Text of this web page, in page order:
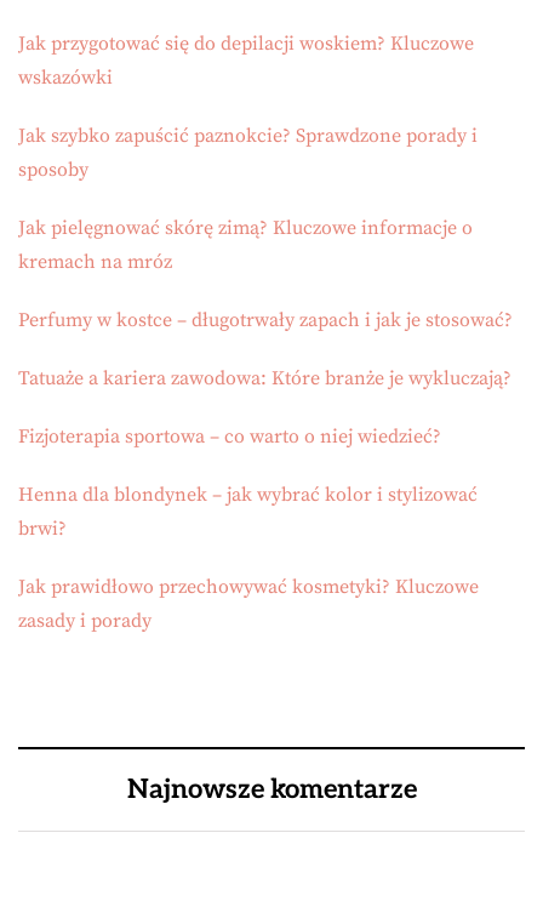
Jak przygotować się do depilacji woskiem? Kluczowe
wskazówki
Jak szybko zapuścić paznokcie? Sprawdzone porady i
sposoby
Jak pielęgnować skórę zimą? Kluczowe informacje o
kremach na mróz
Perfumy w kostce – długotrwały zapach i jak je stosować?
Tatuaże a kariera zawodowa: Które branże je wykluczają?
Fizjoterapia sportowa – co warto o niej wiedzieć?
Henna dla blondynek – jak wybrać kolor i stylizować
brwi?
Jak prawidłowo przechowywać kosmetyki? Kluczowe
zasady i porady
Najnowsze komentarze